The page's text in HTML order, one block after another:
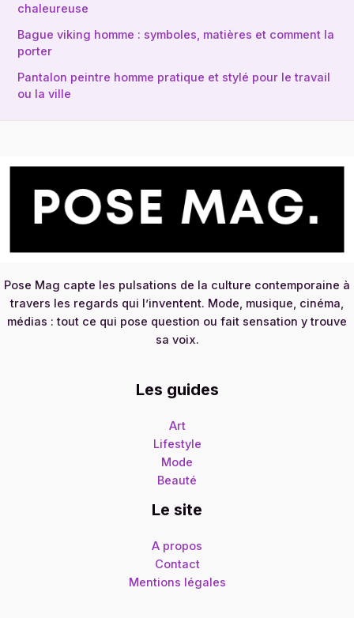
chaleureuse
Bague viking homme : symboles, matières et comment la
porter
Pantalon peintre homme pratique et stylé pour le travail
ou la ville
Pose Mag capte les pulsations de la culture contemporaine à
travers les regards qui l’inventent. Mode, musique, cinéma,
médias : tout ce qui pose question ou fait sensation y trouve
sa voix.
Les guides
Art
Lifestyle
Mode
Beauté
Le site
A propos
Contact
Mentions légales